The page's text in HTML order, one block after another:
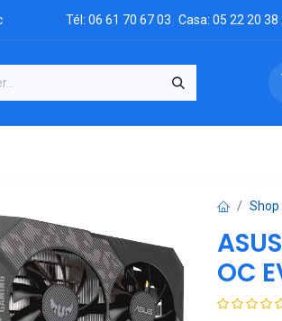
Tél: 06 61 70 67 03 Casa: 05 22 20 38
Shop
OC